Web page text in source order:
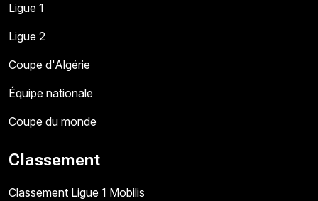
Ligue 1
Ligue 2
Coupe d'Algérie
Équipe nationale
Coupe du monde
Classement
Classement Ligue 1 Mobilis